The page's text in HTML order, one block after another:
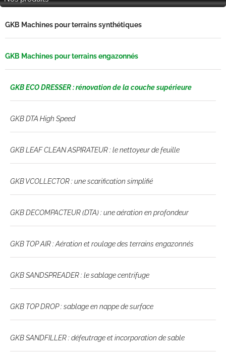
GKB Machines pour terrains synthétiques
GKB Machines pour terrains engazonnés
GKB ECO DRESSER : rénovation de la couche supérieure
GKB DTA High Speed
GKB LEAF CLEAN ASPIRATEUR : le nettoyeur de feuille
GKB VCOLLECTOR : une scarification simplifié
GKB DECOMPACTEUR (DTA) : une aération en profondeur
GKB TOP AIR : Aération et roulage des terrains engazonnés
GKB SANDSPREADER : le sablage centrifuge
GKB TOP DROP : sablage en nappe de surface
GKB SANDFILLER : défeutrage et incorporation de sable